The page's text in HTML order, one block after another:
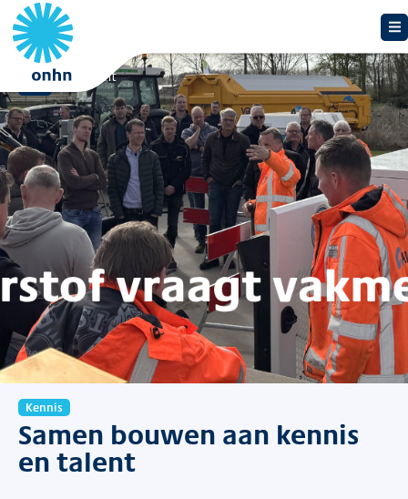
Overzicht
Kennis
Samen bouwen aan kennis
en talent